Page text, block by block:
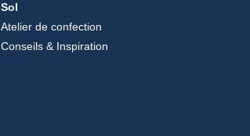
Sol
Atelier de confection
Conseils & Inspiration